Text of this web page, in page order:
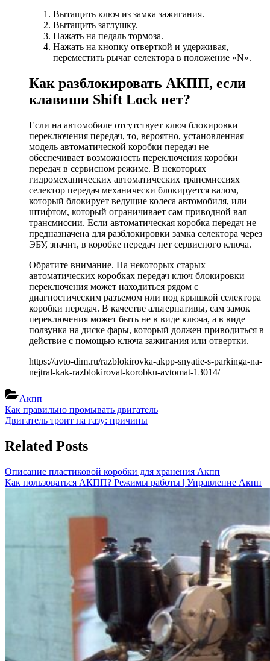
Вытащить ключ из замка зажигания.
Вытащить заглушку.
Нажать на педаль тормоза.
Нажать на кнопку отверткой и удерживая,
переместить рычаг селектора в положение «N».
Как разблокировать АКПП, если
клавиши Shift Lock нет?
Если на автомобиле отсутствует ключ блокировки
переключения передач, то, вероятно, установленная
модель автоматической коробки передач не
обеспечивает возможность переключения коробки
передач в сервисном режиме. В некоторых
гидромеханических автоматических трансмиссиях
селектор передач механически блокируется валом,
который блокирует ведущие колеса автомобиля, или
штифтом, который ограничивает сам приводной вал
трансмиссии. Если автоматическая коробка передач не
предназначена для разблокировки замка селектора через
ЭБУ, значит, в коробке передач нет сервисного ключа.
Обратите внимание. На некоторых старых
автоматических коробках передач ключ блокировки
переключения может находиться рядом с
диагностическим разъемом или под крышкой селектора
коробки передач. В качестве альтернативы, сам замок
переключения может быть не в виде ключа, а в виде
ползунка на диске фары, который должен приводиться в
действие с помощью ключа зажигания или отвертки.
https://avto-dim.ru/razblokirovka-akpp-snyatie-s-parkinga-na-
nejtral-kak-razblokirovat-korobku-avtomat-13014/
Акпп
Навигация
по
записям
Previous
Post:
Как правильно промывать двигатель
Next
Двигатель троит на газу: причины
Related Posts
Описание пластиковой коробки для хранения Акпп
Как пользоваться АКПП? Режимы работы | Управление Акпп